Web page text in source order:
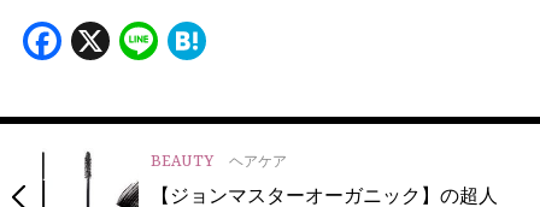
Facebook
X Line
BEAUTY ヘアケア
【ジョンマスターオーガニック】の超人